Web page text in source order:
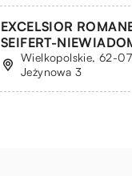
EXCELSIOR
SEIFERT-
Wielkopolskie, 62-
Jeżynowa 3